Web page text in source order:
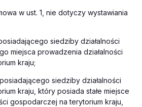
w ust. 1, nie dotyczy wystawiania
siedziby działalności
miejsca prowadzenia działalności
kraju;
siedziby działalności
kraju, który posiada stałe miejsce
gospodarczej na terytorium kraju,